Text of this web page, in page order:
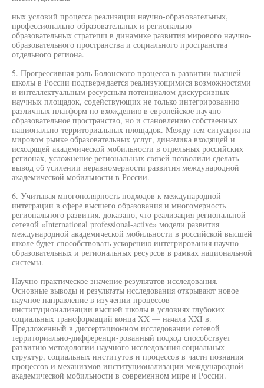
ных условий процесса реализации научно-образовательных,
профессионально-образовательных и регионально-
образовательных стратепш в динамике развития мирового научно-
образовательного пространства и социального пространства
отдельного региона.
5. Прогрессивная роль Болонского процесса в развитии высшей
школы в России подтверждается реализующимися возможностями
и интеллектуальным ресурсным потенциалом дискурсивных
научных площадок, содействующих не только интегрированию
различных платформ по вхождению в европейское научно-
образовательное пространство, но и становлению собственных
национально-территориальных площадок. Между тем ситуация на
мировом рынке образовательных услуг, динамика входящей и
исходящей академической мобильности в отдельных российских
регионах, усложнение региональных связей позволили сделать
вывод об усилении неравномерности развития международной
академической мобильности в России.
6. Учитывая многополярность подходов к международной
интеграции в сфере высшего образования и многомерность
регионального развития, доказано, что реализация региональной
сетевой «International professional-active» модели развития
международной академической мобильности в российской высшей
школе будет способствовать ускорению интегрирования научно-
образовательных и региональных ресурсов в рамках национальной
системы.
Научно-практическое значение результатов исследования.
Основные выводы и результаты исследования открывают новое
научное направление в изучении процессов
институционализации высшей школы в условиях глубоких
социальных трансформаций конца XX — начала XXI в.
Предложенный в диссертационном исследовании сетевой
территориально-дифференци-рованный подход способствует
развитию методологии научного исследования социальных
структур, социальных институтов и процессов в части познания
процессов и механизмов институционализации международной
академической мобильности в современном мире и России.